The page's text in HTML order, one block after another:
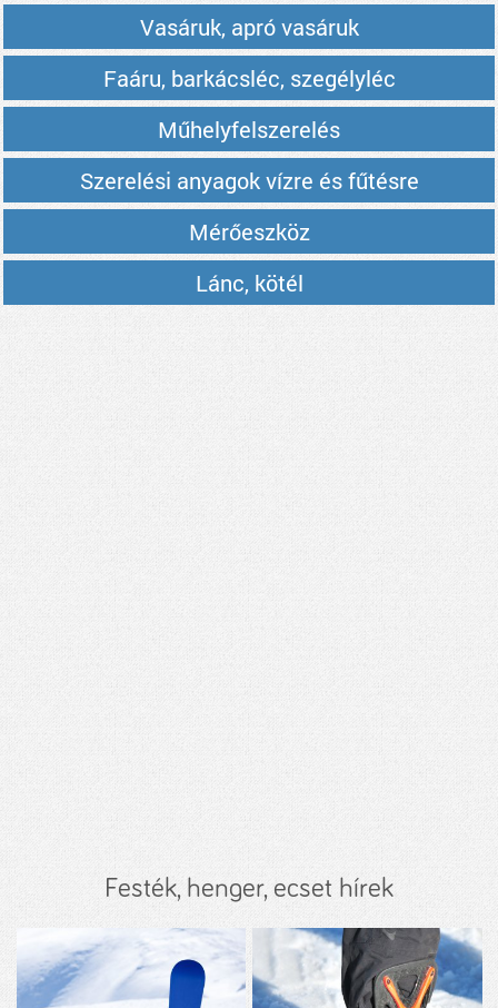
Vasáruk, apró vasáruk
Faáru, barkácsléc, szegélyléc
Műhelyfelszerelés
Szerelési anyagok vízre és fűtésre
Mérőeszköz
Lánc, kötél
Festék, henger, ecset hírek